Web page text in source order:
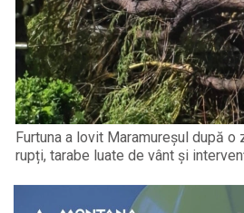
Furtuna a lovit Maramureșul după o
rupți, tarabe luate de vânt și